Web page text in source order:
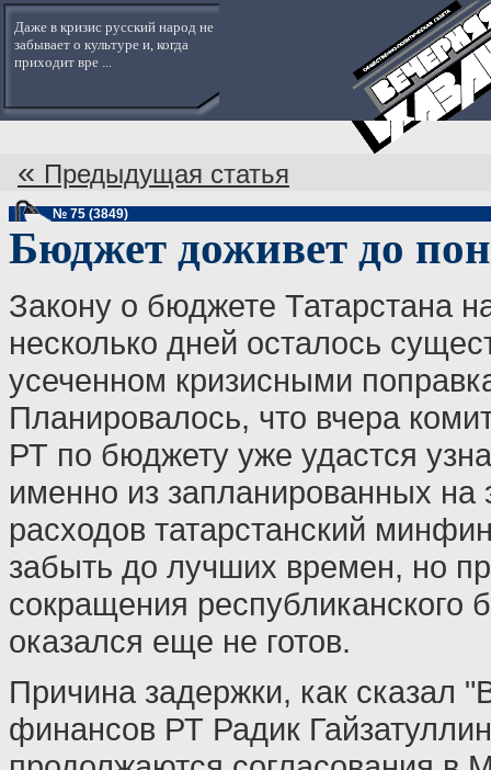
Даже в кризис русский народ не
забывает о культуре и, когда
приходит вре ...
« Предыдущая статья
№ 75 (3849)
Бюджет доживет до
Закону о бюджете Татарстана
несколько дней осталось
усеченном кризисными
Планировалось, что вчера
РТ по бюджету уже удастся
именно из запланированных на
расходов татарстанский
забыть до лучших времен, но
сокращения республиканского
оказался еще не готов.
Причина задержки, как сказал
финансов РТ Радик